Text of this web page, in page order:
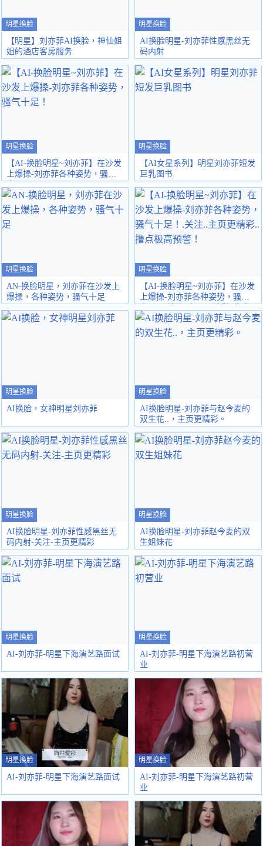
明星换脸
【明星】刘亦菲AI换脸，神仙姐
姐的酒店客房服务
明星换脸
AI换脸明星-刘亦菲性感黑丝无
码内射
明星换脸
【AI-换脸明星~刘亦菲】在沙发
上爆操-刘亦菲各种姿势，骚气
明星换脸
【AI女星系列】明星刘亦菲短发
巨乳图书
明星换脸
AN-换脸明星，刘亦菲在沙发上
爆操，各种姿势，骚气十足
明星换脸
【AI-换脸明星~刘亦菲】在沙发
上爆操-刘亦菲各种姿势，骚气
极高预警！
明星换脸
AI换脸，女神明星刘亦菲
明星换脸
AI换脸明星-刘亦菲与赵今麦的
双生花..，主页更精彩。
明星换脸
AI换脸明星-刘亦菲性感黑丝无
码内射-关注-主页更精彩
明星换脸
AI换脸明星-刘亦菲赵今麦的双
生姐妹花
明星换脸
AI-刘亦菲-明星下海演艺路面试
明星换脸
AI-刘亦菲-明星下海演艺路初营
业
明星换脸
AI-刘亦菲-明星下海演艺路面试
明星换脸
AI-刘亦菲-明星下海演艺路初营
业